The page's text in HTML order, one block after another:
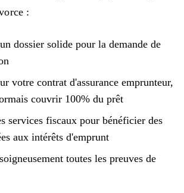
:
dossier solide pour la demande de
votre contrat d'assurance emprunteur,
couvrir 100% du prêt
services fiscaux pour bénéficier des
aux intérêts d'emprunt
toutes les preuves de